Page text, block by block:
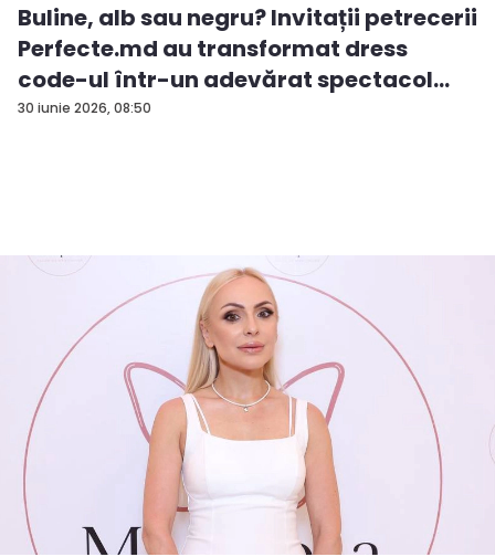
30 iunie 2026, 08:50
Buline, alb sau negru? Invitații petrecerii
Perfecte.md au transformat dress
code-ul într-un adevărat spectacol
de...